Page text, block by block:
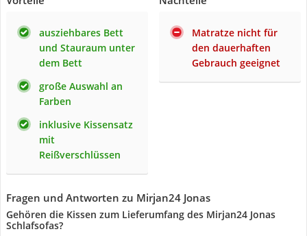
ausziehbares Bett
und Stauraum unter
dem Bett
große Auswahl an
Farben
inklusive Kissensatz
mit
Reißverschlüssen
Matratze nicht für
den dauerhaften
Gebrauch geeignet
Fragen und Antworten zu Mirjan24 Jonas
Gehören die Kissen zum Lieferumfang des Mirjan24 Jonas
Schlafsofas?